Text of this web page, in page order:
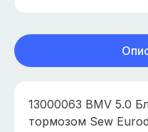
13000063 BMV 5.0
тормозом Sew